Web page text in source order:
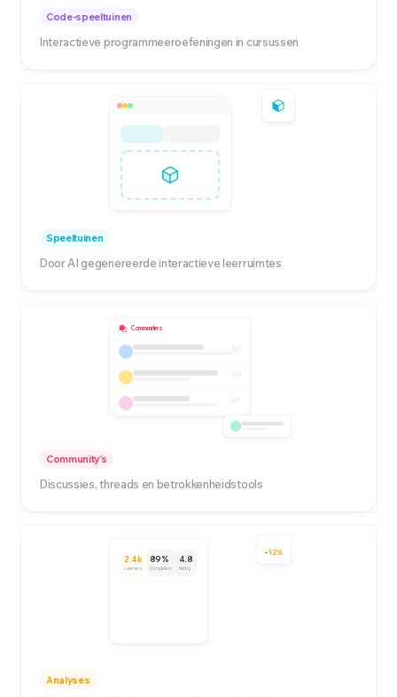
Code-speeltuinen
Interactieve programmeeroefeningen in cursussen
Speeltuinen
Door AI gegenereerde interactieve leerruimtes
Communities
5
3
8
Community's
Discussies, threads en betrokkenheidstools
2.4k
Learners
89%
Completion
4.8
Rating
+12%
Analyses